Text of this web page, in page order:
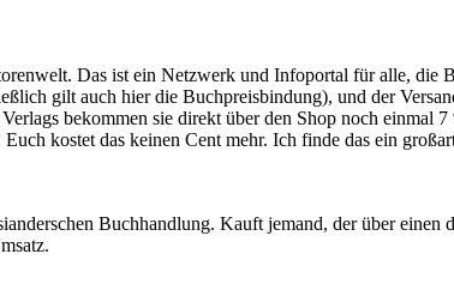
Das ist ein Netzwerk und Infoportal für alle, die
gilt auch hier die Buchpreisbindung), und der
bekommen sie direkt über den Shop noch einmal
kostet das keinen Cent mehr. Ich finde das ein
Buchhandlung. Kauft jemand, der über einen